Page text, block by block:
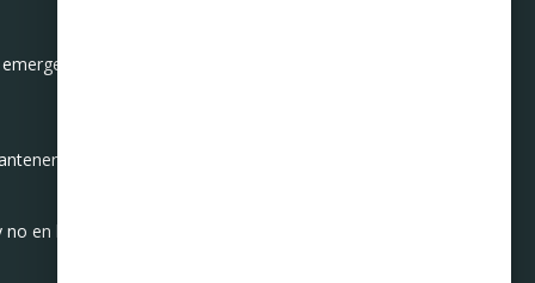
Esto los une
la armonía.
en buscar culpables.